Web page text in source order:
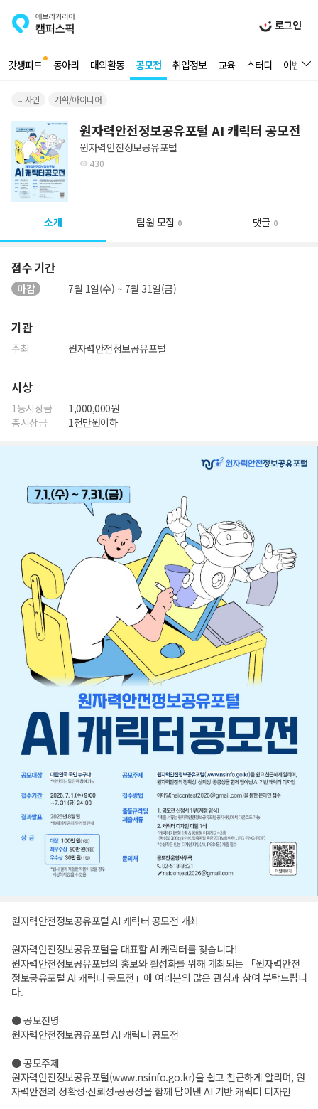
로그인
갓생피드 동아리 대외활동 공모전 취업정보 교육 스터디 이벤트
디자인 기획/아이디어
원자력안전정보공유포털 AI 캐릭터 공모전
원자력안전정보공유포털
430
소개 팀원 모집 0 댓글 0
접수 기간
마감 7월 1일(수) ~ 7월 31일(금)
기관
주최 원자력안전정보공유포털
시상
1등시상금
1,000,000원
총시상금
1천만원이하
원자력안전정보공유포털 AI 캐릭터 공모전 개최
원자력안전정보공유포털을 대표할 AI 캐릭터를 찾습니다!
원자력안전정보공유포털의 홍보와 활성화를 위해 개최되는 「원자력안전
정보공유포털 AI 캐릭터 공모전」에 여러분의 많은 관심과 참여 부탁드립니
다.
● 공모전명
원자력안전정보공유포털 AI 캐릭터 공모전
● 공모주제
원자력안전정보공유포털(www.nsinfo.go.kr)을 쉽고 친근하게 알리며, 원
자력안전의 정확성·신뢰성·공공성을 함께 담아낸 AI 기반 캐릭터 디자인